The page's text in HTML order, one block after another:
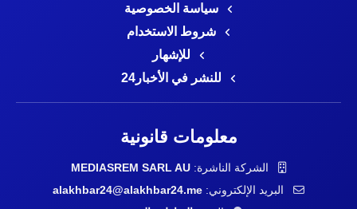
سياسة الخصوصية
شروط الاستخدام
للإشهار
للنشر في الأخبار24
معلومات قانونية
الشركة الناشرة:MEDIASREM SARL AU
البريد الإلكتروني: alakhbar24@alakhbar24.me